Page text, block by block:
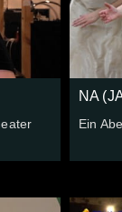
NA
Ein